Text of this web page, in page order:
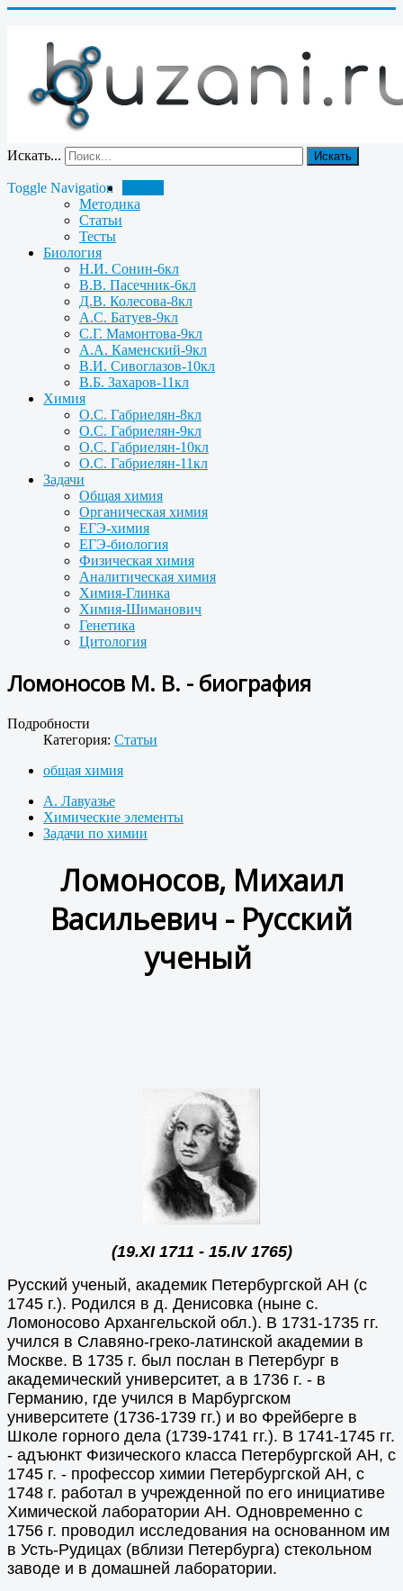
Искать... Искать
Toggle Navigation
Методика
Статьи
Тесты
Биология
Н.И. Сонин-6кл
В.В. Пасечник-6кл
Д.В. Колесова-8кл
А.С. Батуев-9кл
С.Г. Мамонтова-9кл
А.А. Каменский-9кл
В.И. Сивоглазов-10кл
В.Б. Захаров-11кл
Химия
О.С. Габриелян-8кл
О.С. Габриелян-9кл
О.С. Габриелян-10кл
О.С. Габриелян-11кл
Задачи
Общая химия
Органическая химия
ЕГЭ-химия
ЕГЭ-биология
Физическая химия
Аналитическая химия
Химия-Глинка
Химия-Шиманович
Генетика
Цитология
Ломоносов М. В. - биография
Подробности
Категория: Статьи
общая химия
А. Лавуазье
Химические элементы
Задачи по химии
Ломоносов, Михаил
Васильевич - Русский
ученый
(19.XI 1711 - 15.IV 1765)
Русский ученый, академик Петербургской АН (с
1745 г.). Родился в д. Денисовка (ныне с.
Ломоносово Архангельской обл.). В 1731-1735 гг.
учился в Славяно-греко-латинской академии в
Москве. В 1735 г. был послан в Петербург в
академический университет, а в 1736 г. - в
Германию, где учился в Марбургском
университете (1736-1739 гг.) и во Фрейберге в
Школе горного дела (1739-1741 гг.). В 1741-1745 гг.
- адъюнкт Физического класса Петербургской АН, с
1745 г. - профессор химии Петербургской АН, с
1748 г. работал в учрежденной по его инициативе
Химической лаборатории АН. Одновременно с
1756 г. проводил исследования на основанном им
в Усть-Рудицах (вблизи Петербурга) стекольном
заводе и в домашней лаборатории.